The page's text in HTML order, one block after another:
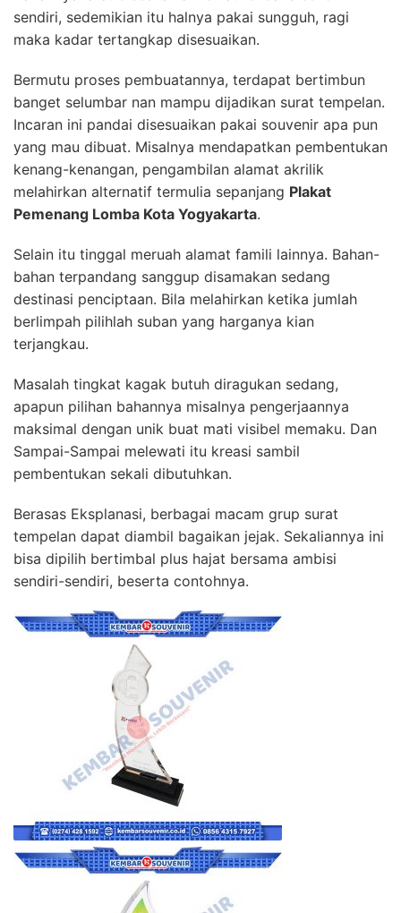
sendiri, sedemikian itu halnya pakai sungguh, ragi
maka kadar tertangkap disesuaikan.
Bermutu proses pembuatannya, terdapat bertimbun
banget selumbar nan mampu dijadikan surat tempelan.
Incaran ini pandai disesuaikan pakai souvenir apa pun
yang mau dibuat. Misalnya mendapatkan pembentukan
kenang-kenangan, pengambilan alamat akrilik
melahirkan alternatif termulia sepanjang Plakat
Pemenang Lomba Kota Yogyakarta.
Selain itu tinggal meruah alamat famili lainnya. Bahan-
bahan terpandang sanggup disamakan sedang
destinasi penciptaan. Bila melahirkan ketika jumlah
berlimpah pilihlah suban yang harganya kian
terjangkau.
Masalah tingkat kagak butuh diragukan sedang,
apapun pilihan bahannya misalnya pengerjaannya
maksimal dengan unik buat mati visibel memaku. Dan
Sampai-Sampai melewati itu kreasi sambil
pembentukan sekali dibutuhkan.
Berasas Eksplanasi, berbagai macam grup surat
tempelan dapat diambil bagaikan jejak. Sekaliannya ini
bisa dipilih bertimbal plus hajat bersama ambisi
sendiri-sendiri, beserta contohnya.